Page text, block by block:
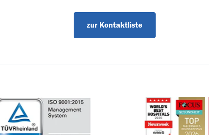
zur Kontaktliste